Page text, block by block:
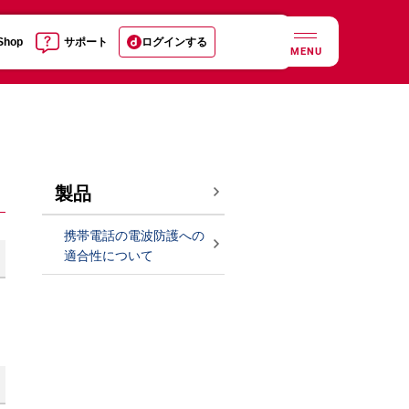
サポート ログインする
MENU
製品
携帯電話の電波防護への
適合性について